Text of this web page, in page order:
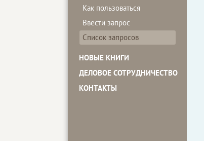
Как пользоваться
Ввести запрос
Список запросов
НОВЫЕ КНИГИ
ДЕЛОВОЕ СОТРУДНИЧЕСТВО
КОНТАКТЫ